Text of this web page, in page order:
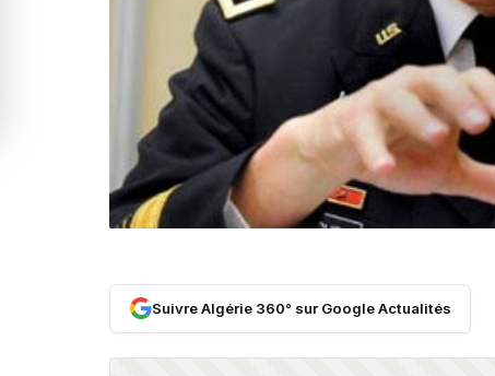
Suivre Algérie 360° sur Google Actualités